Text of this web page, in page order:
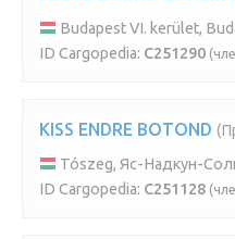
Budapest VI. kerület,
ID Cargopedia: C251290
KISS ENDRE BOTOND
Tószeg, Яс-Надкун-
ID Cargopedia: C251128